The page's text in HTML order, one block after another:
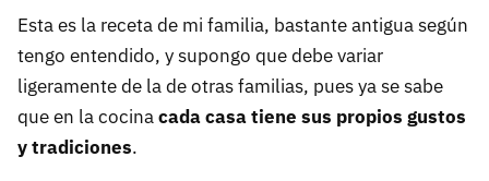
Esta es la receta de mi familia, bastante antigua según
tengo entendido, y supongo que debe variar
ligeramente de la de otras familias, pues ya se sabe
que en la cocinacada casa tiene sus propios gustos
y tradiciones.